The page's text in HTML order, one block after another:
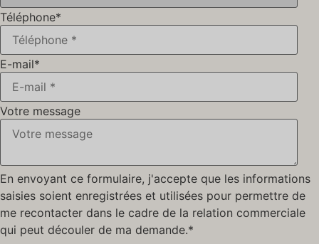
Téléphone*
E-mail*
Votre message
En envoyant ce formulaire, j'accepte que les informations
saisies soient enregistrées et utilisées pour permettre de
me recontacter dans le cadre de la relation commerciale
qui peut découler de ma demande.*